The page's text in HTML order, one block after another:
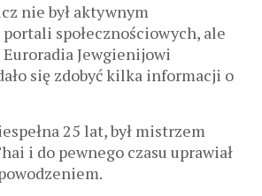
nie był aktywnym
społecznościowych, ale
Jewgienijowi
się zdobyć kilka informacji o
25 lat, był mistrzem
i do pewnego czasu uprawiał